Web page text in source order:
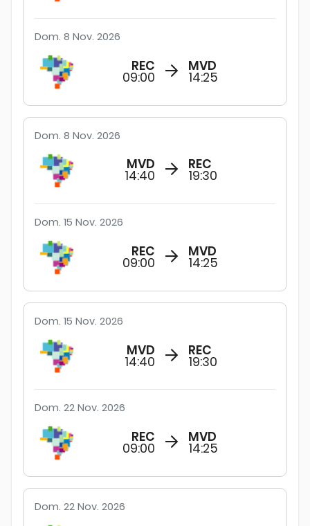
Dom. 8 Nov. 2026
REC
09:00
MVD
14:25
Dom. 8 Nov. 2026
MVD
14:40
REC
19:30
Dom. 15 Nov. 2026
REC
09:00
MVD
14:25
Dom. 15 Nov. 2026
MVD
14:40
REC
19:30
Dom. 22 Nov. 2026
REC
09:00
MVD
14:25
Dom. 22 Nov. 2026